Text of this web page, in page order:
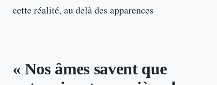
cette réalité, au delà des apparences
« Nos âmes savent que